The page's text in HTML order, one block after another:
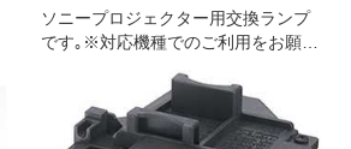
ソニープロジェクター用交換ランプ
です｡※対応機種でのご利用をお願い